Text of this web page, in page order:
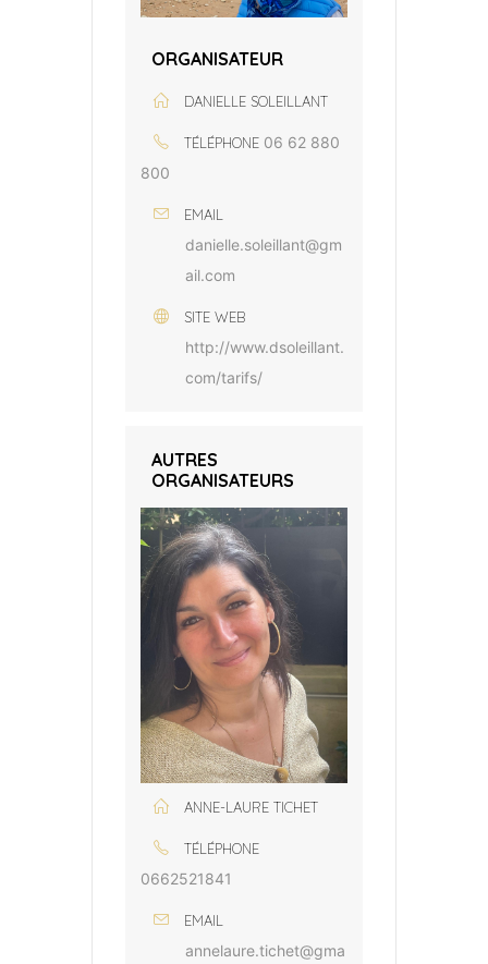
ORGANISATEUR
DANIELLE SOLEILLANT
TÉLÉPHONE 06 62 880
800
EMAIL
danielle.soleillant@gm
ail.com
SITE WEB
http://www.dsoleillant.
com/tarifs/
AUTRES
ORGANISATEURS
ANNE-LAURE TICHET
TÉLÉPHONE
0662521841
EMAIL
annelaure.tichet@gma